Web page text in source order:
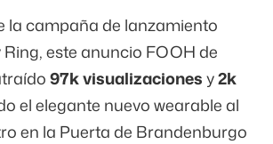
la campaña de lanzamiento
este anuncio FOOH de
97k visualizacionesy2k
el elegante nuevo wearable al
en la Puerta de Brandenburgo